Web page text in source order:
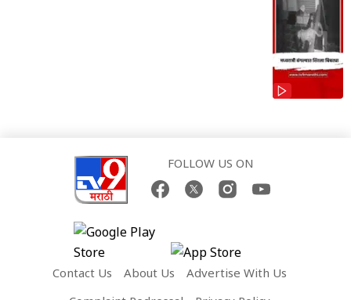
FOLLOW US ON
Contact Us About Us
Advertise With Us